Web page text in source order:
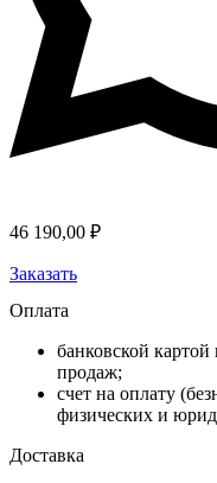
46 190,00 ₽
Заказать
Оплата
банковской
продаж;
счет на оплату
физических и
Доставка